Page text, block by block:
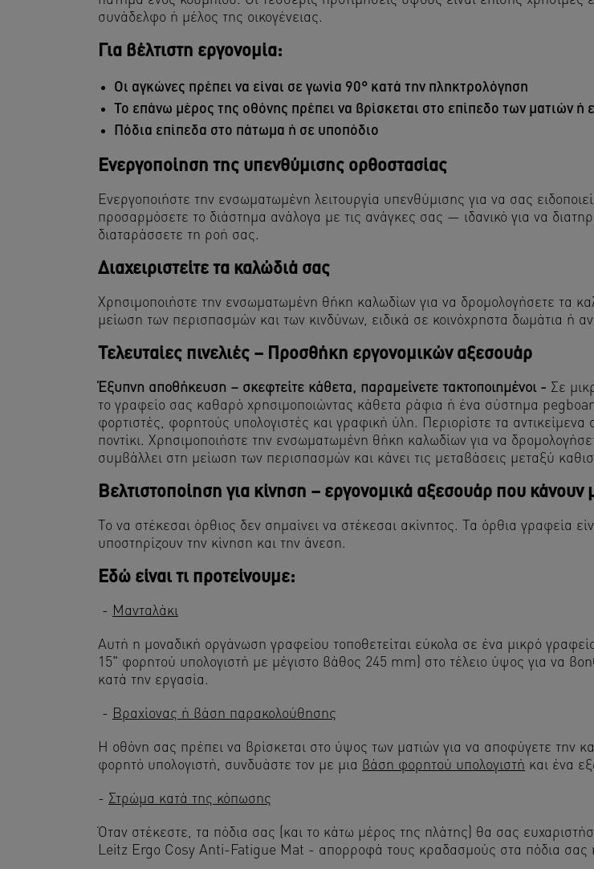
συνάδελφο ή μέλος της οικογένειας.
Για βέλτιστη εργονομία:
Οι αγκώνες πρέπει να είναι σε γωνία 90° κατά την πληκτρολόγηση
Το επάνω μέρος της οθόνης πρέπει να βρίσκεται στο επίπεδο των ματιών
Πόδια επίπεδα στο πάτωμα ή σε υποπόδιο
Ενεργοποίηση της υπενθύμισης ορθοστασίας
Ενεργοποιήστε την ενσωματωμένη λειτουργία υπενθύμισης για να σας
προσαρμόσετε το διάστημα ανάλογα με τις ανάγκες σας — ιδανικό για να
διαταράσσετε τη ροή σας.
Διαχειριστείτε τα καλώδιά σας
Χρησιμοποιήστε την ενσωματωμένη θήκη καλωδίων για να δρομολογήσετε τα
μείωση των περισπασμών και των κινδύνων, ειδικά σε κοινόχρηστα δωμάτια ή
Τελευταίες πινελιές – Προσθήκη εργονομικών αξεσουάρ
Έξυπνη αποθήκευση – σκεφτείτε κάθετα, παραμείνετε τακτοποιημένοι - Σε
το γραφείο σας καθαρό χρησιμοποιώντας κάθετα ράφια ή ένα σύστημα
φορτιστές, φορητούς υπολογιστές και γραφική ύλη. Περιορίστε τα
ποντίκι. Χρησιμοποιήστε την ενσωματωμένη θήκη καλωδίων για να
συμβάλλει στη μείωση των περισπασμών και κάνει τις μεταβάσεις μεταξύ
Βελτιστοποίηση για κίνηση – εργονομικά αξεσουάρ που
Το να στέκεσαι όρθιος δεν σημαίνει να στέκεσαι ακίνητος. Τα όρθια γραφεία
υποστηρίζουν την κίνηση και την άνεση.
Εδώ είναι τι προτείνουμε:
- Μανταλάκι
Αυτή η μοναδική οργάνωση γραφείου τοποθετείται εύκολα σε ένα μικρό
15" φορητού υπολογιστή με μέγιστο βάθος 245 mm) στο τέλειο ύψος για να
κατά την εργασία.
- Βραχίονας ή βάση παρακολούθησης
Η οθόνη σας πρέπει να βρίσκεται στο ύψος των ματιών για να αποφύγετε την
φορητό υπολογιστή, συνδυάστε τον με μια βάση φορητού υπολογιστή και ένα
- Στρώμα κατά της κόπωσης
Όταν στέκεστε, τα πόδια σας (και το κάτω μέρος της πλάτης) θα σας
Leitz Ergo Cosy Anti-Fatigue Mat - απορροφά τους κραδασμούς στα πόδια σας